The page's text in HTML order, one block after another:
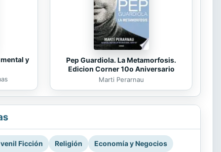
y
Pep Guardiola. La Metamorfosis.
Edicion Corner 10o Aniversario
Marti Perarnau
Ficción Religión Economía y Negocios